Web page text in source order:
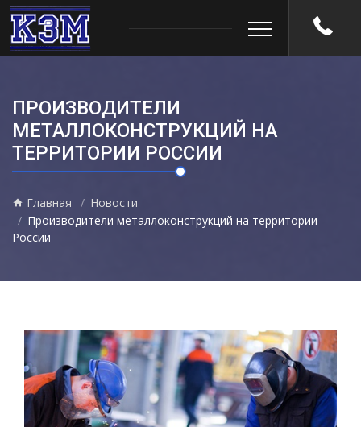
ПРОИЗВОДИТЕЛИ
МЕТАЛЛОКОНСТРУКЦИЙ НА
ТЕРРИТОРИИ РОССИИ
Главная
Новости
Производители металлоконструкций на территории
России